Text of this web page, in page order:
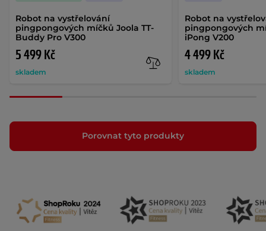
Robot na vystřelování
pingpongových míčků Joola TT-
Buddy Pro V300
5 499 Kč
skladem
Robot na
pingpongových
iPong V200
4 499 Kč
skladem
Porovnat tyto produkty